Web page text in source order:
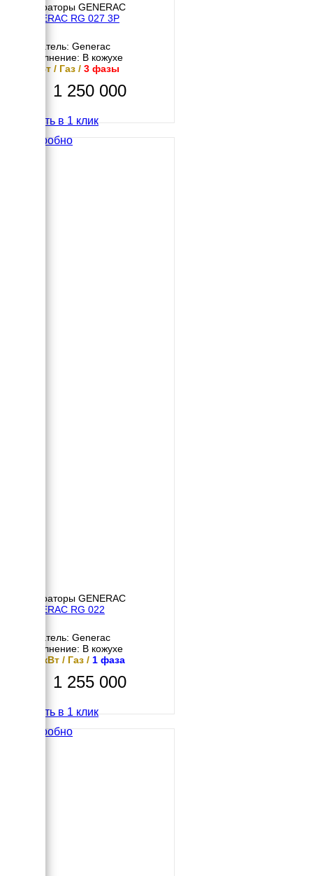
Генераторы GENERAC
GENERAC RG 027 3P
Двигатель: Generac
Исполнение: В кожухе
20 кВт / Газ / 3 фазы
1 250 000
Купить в 1 клик
Подробно
Генераторы GENERAC
GENERAC RG 022
Двигатель: Generac
Исполнение: В кожухе
17.6 кВт / Газ / 1 фаза
1 255 000
Купить в 1 клик
Подробно